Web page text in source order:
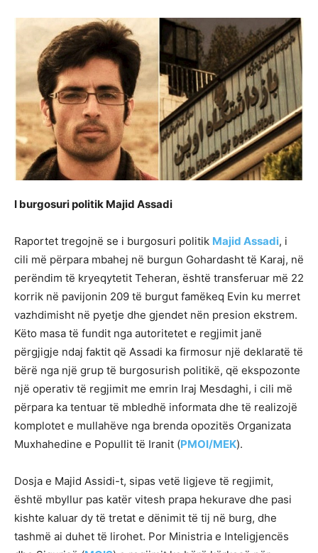
I burgosuri politik Majid Assadi
Raportet tregojnë se i burgosuri politik Majid Assadi, i
cili më përpara mbahej në burgun Gohardasht të Karaj, në
perëndim të kryeqytetit Teheran, është transferuar më 22
korrik në pavijonin 209 të burgut famëkeq Evin ku merret
vazhdimisht në pyetje dhe gjendet nën presion ekstrem.
Këto masa të fundit nga autoritetet e regjimit janë
përgjigje ndaj faktit që Assadi ka firmosur një deklaratë të
bërë nga një grup të burgosurish politikë, që ekspozonte
një operativ të regjimit me emrin Iraj Mesdaghi, i cili më
përpara ka tentuar të mbledhë informata dhe të realizojë
komplotet e mullahëve nga brenda opozitës Organizata
Muxhahedine e Popullit të Iranit (PMOI/MEK).
Dosja e Majid Assidi-t, sipas vetë ligjeve të regjimit,
është mbyllur pas katër vitesh prapa hekurave dhe pasi
kishte kaluar dy të tretat e dënimit të tij në burg, dhe
tashmë ai duhet të lirohet. Por Ministria e Inteligjencës